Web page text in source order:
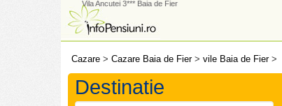
Vila Ancutei 3*** Baia de Fier
Cazare > Cazare Baia de Fier> vile Baia de Fier>
Destinatie